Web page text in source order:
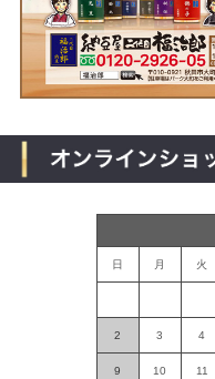
日 月 火
2 3 4
9 10 11